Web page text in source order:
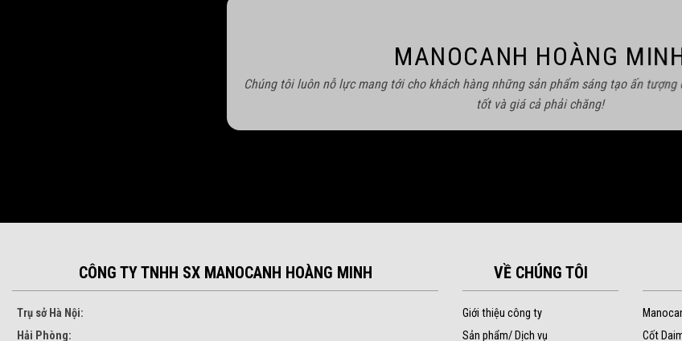
MANOCANH HOÀNG
Chúng tôi luôn nỗ lực mang tới cho khách hàng những sản phẩm sáng tạo ấn
tốt và giá cả phải chăng!
CÔNG TY TNHH SX MANOCANH HOÀNG MINH
Trụ sở Hà Nội:
Hải Phòng:
VỀ CHÚNG TÔI
Giới thiệu công ty
Sản phẩm/ Dịch vụ
Cốt